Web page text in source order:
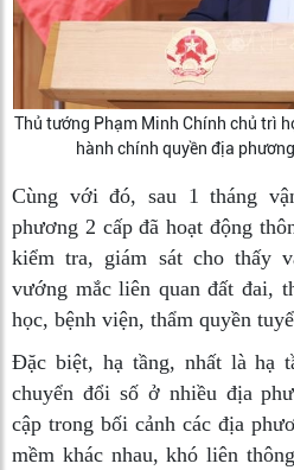
Thủ tướng Phạm Minh Chính chủ trì
hành chính quyền địa
Cùng với đó, sau 1 tháng
phương 2 cấp đã hoạt động
kiểm tra, giám sát cho thấy
vướng mắc liên quan đất đai,
học, bệnh viện, thẩm quyền
Đặc biệt, hạ tầng, nhất là hạ
chuyển đổi số ở nhiều địa
cập trong bối cảnh các địa
mềm khác nhau, khó liên